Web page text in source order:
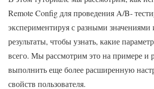
Remote Config для проведения A/B-
экспериментируя с разными значениями
результаты, чтобы узнать, какие
всего. Мы рассмотрим это на примере и
выполнить еще более расширенную
свойств пользователя.